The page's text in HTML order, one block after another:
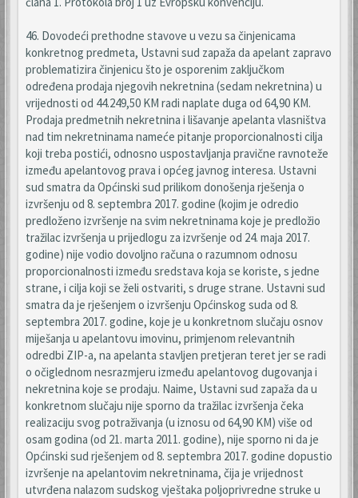
46. Dovodeći prethodne stavove u vezu sa činjenicama
konkretnog predmeta, Ustavni sud zapaža da apelant zapravo
problematizira činjenicu što je osporenim zaključkom
određena prodaja njegovih nekretnina (sedam nekretnina) u
vrijednosti od 44.249,50 KM radi naplate duga od 64,90 KM.
Prodaja predmetnih nekretnina i lišavanje apelanta vlasništva
nad tim nekretninama nameće pitanje proporcionalnosti cilja
koji treba postići, odnosno uspostavljanja pravične ravnoteže
između apelantovog prava i općeg javnog interesa. Ustavni
sud smatra da Općinski sud prilikom donošenja rješenja o
izvršenju od 8. septembra 2017. godine (kojim je odredio
predloženo izvršenje na svim nekretninama koje je predložio
tražilac izvršenja u prijedlogu za izvršenje od 24. maja 2017.
godine) nije vodio dovoljno računa o razumnom odnosu
proporcionalnosti između sredstava koja se koriste, s jedne
strane, i cilja koji se želi ostvariti, s druge strane. Ustavni sud
smatra da je rješenjem o izvršenju Općinskog suda od 8.
septembra 2017. godine, koje je u konkretnom slučaju osnov
miješanja u apelantovu imovinu, primjenom relevantnih
odredbi ZIP-a, na apelanta stavljen pretjeran teret jer se radi
o očiglednom nesrazmjeru između apelantovog dugovanja i
nekretnina koje se prodaju. Naime, Ustavni sud zapaža da u
konkretnom slučaju nije sporno da tražilac izvršenja čeka
realizaciju svog potraživanja (u iznosu od 64,90 KM) više od
osam godina (od 21. marta 2011. godine), nije sporno ni da je
Općinski sud rješenjem od 8. septembra 2017. godine dopustio
izvršenje na apelantovim nekretninama, čija je vrijednost
utvrđena nalazom sudskog vještaka poljoprivredne struke u